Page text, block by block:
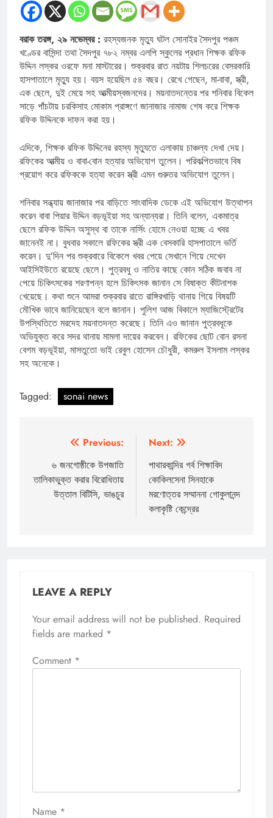
বরাক তরঙ্গ, ২৯ নভেম্বর : রহস্যজনক মৃত্যু ঘটল সোনাইর সৈদপুর পঞ্চম
খণ্ডের বাসিন্দা তথা সৈদপুর ৭৮২ নম্বর এলপি স্কুলের প্রধান শিক্ষক রফিক
উদ্দিন লস্কর ওরফে মনা মাস্টারের। শুক্রবার রাত নয়টায় শিলচরের বেসরকারি
হাসপাতালে মৃত্যু হয়। বয়স হয়েছিল ৫৪ বছর। রেখে গেছেন, মা-বাবা, স্ত্রী,
এক ছেলে, দুই মেয়ে সহ আত্মীয়স্বজনদের। ময়নাতদন্তের পর শনিবার বিকেল
সাড়ে পাঁচটায় চরকিসাহ মোকাম প্রাঙ্গণে জানাজার নামাজ শেষ করে শিক্ষক
রফিক উদ্দিনকে দাফন করা হয়।
এদিকে, শিক্ষক রফিক উদ্দিনের রহস্য মৃত্যুতে এলাকায় চাঞ্চল্য দেখা দেয়।
রফিকের আত্মীয় ও বাবা-বোন হত্যার অভিযোগ তুলেন। পরিকল্পিতভাবে বিষ
প্রয়োগ করে রফিককে হত্যা করেন স্ত্রী এমন গুরুতর অভিযোগ তুলেন।
শনিবার সন্ধ্যায় জানাজার পর বাড়িতে সাংবাদিক ডেকে এই অভিযোগ উত্থাপন
করেন বাবা পিয়ার উদ্দিন বড়ভূইয়া সহ অন্যান্যরা। তিনি বলেন, একমাত্র
ছেলে রফিক উদ্দিন অসুস্থ বা তাকে নার্সিং হোমে নেওয়া হচ্ছে এ খবর
জানেনই না। বুধবার সকালে রফিকের স্ত্রী এক বেসকারি হাসপাতালে ভর্তি
করেন। দু’দিন পর শুক্রবারে বিকেলে খবর পেয়ে সেখানে গিয়ে দেখেন
আইসিইউতে রয়েছে ছেলে। পুত্রবধু ও নাতির কাছে কোন সঠিক জবাব না
পেয়ে চিকিৎসকের শরণাপন্ন হলে চিকিৎসক জানান সে বিষাক্ত কীটনাশক
খেয়েছে। কথা শুনে আমরা শুক্রবার রাতে রাঙ্গিরখাড়ি থানায় গিয়ে বিষয়টি
মৌখিক ভাবে জানিয়েছেন বলে জানান। পুলিশ আজ বিকালে ম্যাজিস্ট্রেটের
উপস্থিতিতে মরদেহ ময়নাতদন্ত করেছে। তিনি এও জানান পুত্রবধূকে
অভিযুক্ত করে সদর থানায় মামলা দায়ের করবেন। রফিকের ছোট বোন রসনা
বেগম বড়ভূইয়া, মাসতুতো ভাই রেবুল হোসেন চৌধুরী, কমরুল ইসলাম লস্কর
সহ অনেকে।
Tagged: sonai news
navigation
Previous:
৬ জনগোষ্ঠীকে উপজাতি
তালিকাভুক্ত করার বিরোধিতায়
উত্তাল বিটিসি, ভাঙচুর
Next:
পাথারকান্দির গর্ব শিক্ষাবিদ
কোকিলসেনা সিনহাকে
মরণোত্তর সম্মাননা গোকুলানন্দ
কলাকৃষ্টি কেন্দ্রের
LEAVE A REPLY
Your email address will not be published. Required
fields are marked *
Comment *
Name *